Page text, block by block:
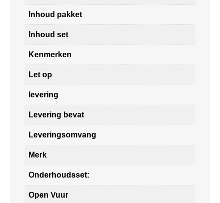
Inhoud pakket
Inhoud set
Kenmerken
Let op
levering
Levering bevat
Leveringsomvang
Merk
Onderhoudsset:
Open Vuur